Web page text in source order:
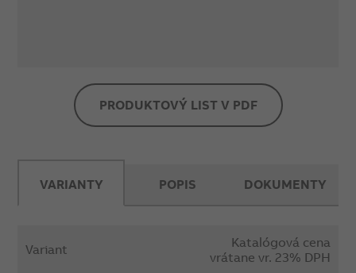
PRODUKTOVÝ LIST V PDF
VARIANTY
Variant
Katalógová cena
vrátane vr. 23% DPH
POPIS DOKUMENTY